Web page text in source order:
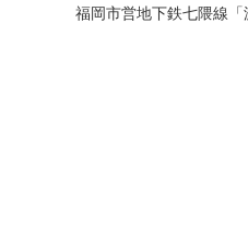
福岡市営地下鉄七隈線「